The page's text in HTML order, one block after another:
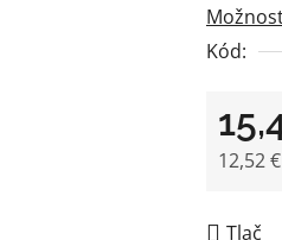
Kód:
12,52
Tlač